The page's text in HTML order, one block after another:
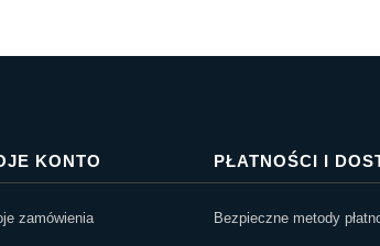
KONTO
zamówienia
PŁATNOŚCI I
Bezpieczne metody